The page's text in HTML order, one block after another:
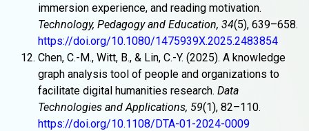
immersion experience, and reading motivation.
Technology, Pedagogy and Education, 34(5), 639–658.
https://doi.org/10.1080/1475939X.2025.2483854
Chen, C.-M., Witt, B., & Lin, C.-Y. (2025). A knowledge
graph analysis tool of people and organizations to
facilitate digital humanities research. Data
Technologies and Applications, 59(1), 82–110.
https://doi.org/10.1108/DTA-01-2024-0009